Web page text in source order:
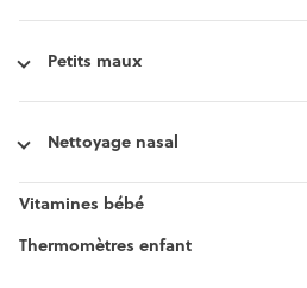
Petits maux
Nettoyage nasal
Vitamines bébé
Thermomètres enfant